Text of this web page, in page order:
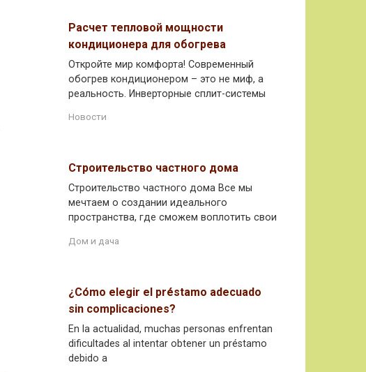
Расчет тепловой мощности
кондиционера для обогрева
Откройте мир комфорта! Современный
обогрев кондиционером – это не миф, а
реальность. Инверторные сплит-системы
Новости
Строительство частного дома
Строительство частного дома Все мы
мечтаем о создании идеального
пространства, где сможем воплотить свои
Дом и дача
¿Cómo elegir el préstamo adecuado
sin complicaciones?
En la actualidad, muchas personas enfrentan
dificultades al intentar obtener un préstamo
debido a